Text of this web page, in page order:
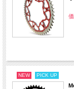
NEW PICK UP